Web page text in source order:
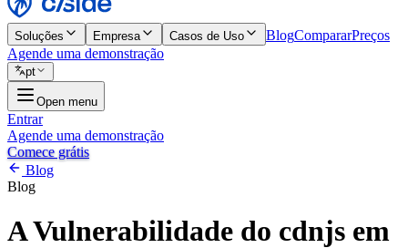
Soluções Empresa Casos de Uso BlogCompararPreços
Agende uma demonstração
pt
Open menu
Entrar
Agende uma demonstração
Comece grátis
Blog
Blog
A Vulnerabilidade do cdnjs em